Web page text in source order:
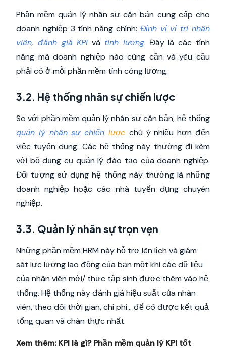
Phần mềm quản lý nhân sự căn bản cung cấp cho
doanh nghiệp 3 tính năng chính: Định vị vị trí nhân
viên, đánh giá KPI và tính lương. Đây là các tính
năng mà doanh nghiệp nào cũng cần và yêu cầu
phải có ở mỗi phần mềm tính công lương.
3.2. Hệ thống nhân sự chiến lược
So với phần mềm quản lý nhân sự căn bản, hệ thống
quản lý nhân sự chiến lược chú ý nhiều hơn đến
việc tuyển dụng. Các hệ thống này thường đi kèm
với bộ dụng cụ quản lý đào tạo của doanh nghiệp.
Đối tượng sử dụng hệ thống này thường là những
doanh nghiệp hoặc các nhà tuyển dụng chuyên
nghiệp.
3.3. Quản lý nhân sự trọn vẹn
Những phần mềm HRM này hỗ trợ lên lịch và giám
sát lực lượng lao động của bạn một khi các dữ liệu
của nhân viên mới/ thực tập sinh được thêm vào hệ
thống. Hệ thống này đánh giá hiệu suất của nhân
viên, theo dõi thời gian, chi phí… để có được kết quả
tổng quan và chân thực nhất.
Xem thêm:KPI là gì? Phần mềm quản lý KPI tốt